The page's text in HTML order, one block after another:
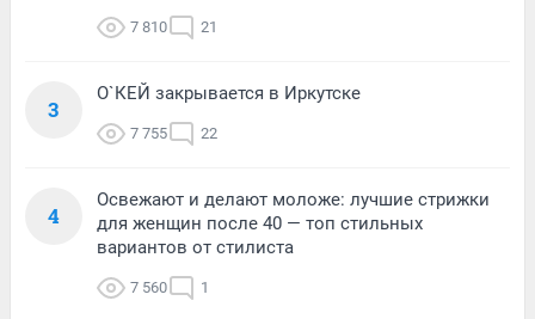
7 810 21
3
О`КЕЙ закрывается в Иркутске
7 755 22
4
Освежают и делают моложе: лучшие стрижки
для женщин после 40 — топ стильных
вариантов от стилиста
7 560 1